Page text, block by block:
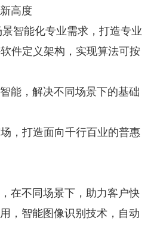
高度
智能化专业需求，打造专业
件定义架构，实现算法可按
能，解决不同场景下的基础
，打造面向千行百业的普惠
在不同场景下，助力客户快
，智能图像识别技术，自动